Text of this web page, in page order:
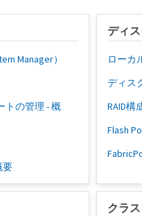
Manager）
トの管理 - 概
要
ディ
ローカ
ディス
RAID構
Flash
クラ